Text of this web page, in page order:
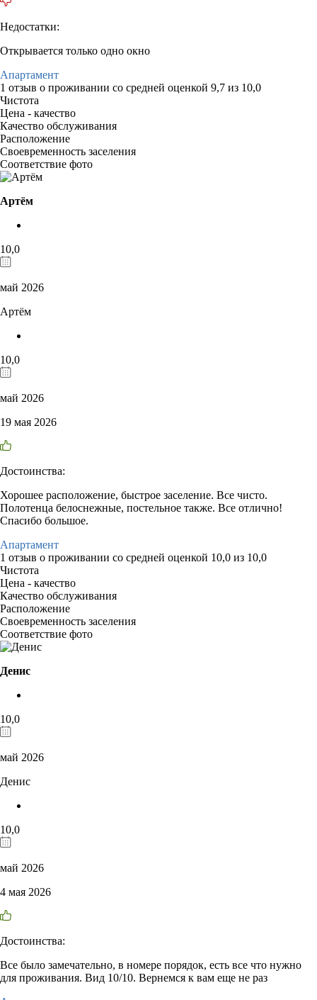
Недостатки:
Открывается только одно окно
Апартамент
1 отзыв о проживании со средней оценкой 9,7 из 10,0
Чистота
Цена - качество
Качество обслуживания
Расположение
Своевременность заселения
Соответствие фото
Артём
10,0
май 2026
Артём
10,0
май 2026
19 мая 2026
Достоинства:
Хорошее расположение, быстрое заселение. Все чисто.
Полотенца белоснежные, постельное также. Все отлично!
Спасибо большое.
Апартамент
1 отзыв о проживании со средней оценкой 10,0 из 10,0
Чистота
Цена - качество
Качество обслуживания
Расположение
Своевременность заселения
Соответствие фото
Денис
10,0
май 2026
Денис
10,0
май 2026
4 мая 2026
Достоинства:
Все было замечательно, в номере порядок, есть все что нужно
для проживания. Вид 10/10. Вернемся к вам еще не раз